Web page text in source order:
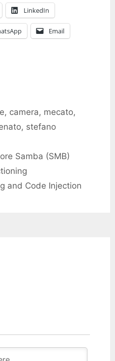
LinkedIn
Email
, camera, mecato,
, stefano
Samba (SMB)
and Code Injection